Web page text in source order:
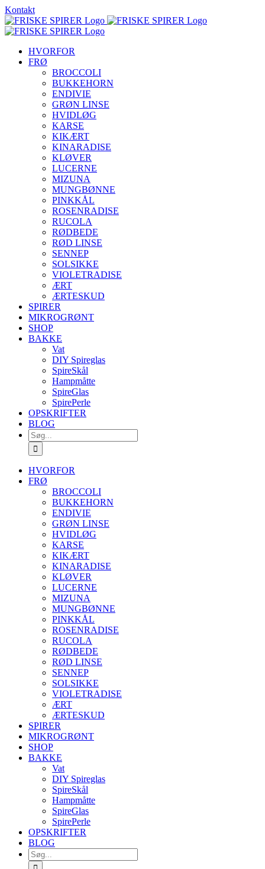
Skip
to
content
Kontakt
HVORFOR
FRØ
BROCCOLI
BUKKEHORN
ENDIVIE
GRØN LINSE
HVIDLØG
KARSE
KIKÆRT
KINARADISE
KLØVER
LUCERNE
MIZUNA
MUNGBØNNE
PINKKÅL
ROSENRADISE
RUCOLA
RØDBEDE
RØD LINSE
SENNEP
SOLSIKKE
VIOLETRADISE
ÆRT
ÆRTESKUD
SPIRER
MIKROGRØNT
SHOP
BAKKE
Vat
DIY Spireglas
SpireSkål
Hampmåtte
SpireGlas
SpirePerle
OPSKRIFTER
BLOG
Søg
efter:
HVORFOR
FRØ
BROCCOLI
BUKKEHORN
ENDIVIE
GRØN LINSE
HVIDLØG
KARSE
KIKÆRT
KINARADISE
KLØVER
LUCERNE
MIZUNA
MUNGBØNNE
PINKKÅL
ROSENRADISE
RUCOLA
RØDBEDE
RØD LINSE
SENNEP
SOLSIKKE
VIOLETRADISE
ÆRT
ÆRTESKUD
SPIRER
MIKROGRØNT
SHOP
BAKKE
Vat
DIY Spireglas
SpireSkål
Hampmåtte
SpireGlas
SpirePerle
OPSKRIFTER
BLOG
Søg
efter: